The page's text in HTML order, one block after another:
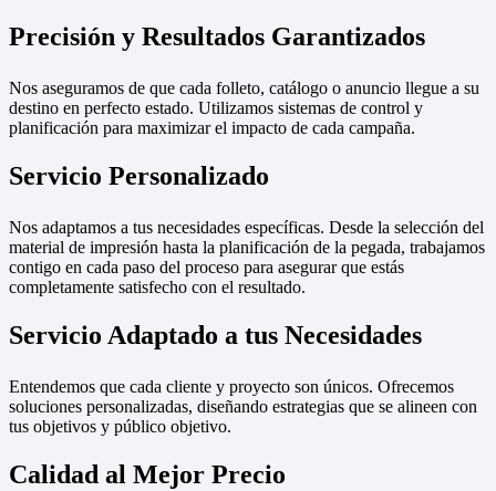
Precisión y Resultados Garantizados
Nos aseguramos de que cada folleto, catálogo o anuncio llegue a su
destino en perfecto estado. Utilizamos sistemas de control y
planificación para maximizar el impacto de cada campaña.
Servicio Personalizado
Nos adaptamos a tus necesidades específicas. Desde la selección del
material de impresión hasta la planificación de la pegada, trabajamos
contigo en cada paso del proceso para asegurar que estás
completamente satisfecho con el resultado.
Servicio Adaptado a tus Necesidades
Entendemos que cada cliente y proyecto son únicos. Ofrecemos
soluciones personalizadas, diseñando estrategias que se alineen con
tus objetivos y público objetivo.
Calidad al Mejor Precio